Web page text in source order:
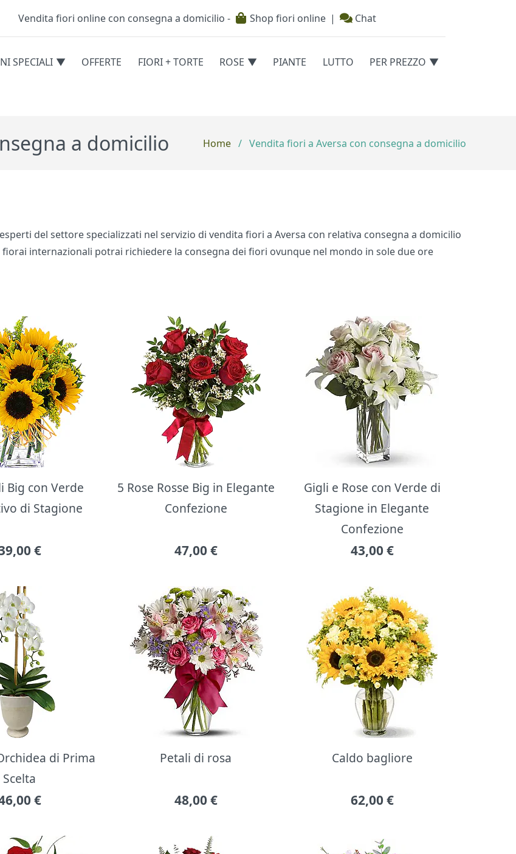
Testata
Vendita fiori online con consegna a domicilio - Shop fiori online | Chat
SPECIALI OFFERTE FIORI + TORTE ROSE PIANTE LUTTO PER PREZZO
a domicilio Home / Vendita fiori a Aversa con consegna a domicilio
del settore specializzati nel servizio di vendita fiori a Aversa con relativa consegna a domicilio
internazionali potrai richiedere la consegna dei fiori ovunque nel mondo in sole due ore
Big con Verde
di Stagione
€
5 Rose Rosse Big in Elegante
Confezione
47,00 €
Gigli e Rose con Verde di
Stagione in Elegante
Confezione
43,00 €
di Prima
Scelta
€
Petali di rosa
48,00 €
Caldo bagliore
62,00 €